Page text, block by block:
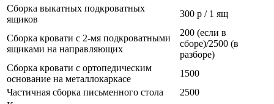
Сборка выкатных подкроватных
ящиков
300 р / 1 ящ
Сборка кровати с 2-мя подкроватными
ящиками на направляющих
200 (если в
сборе)/2500 (в
разборе)
Сборка кровати с ортопедическим
основание на металлокаркасе
1500
Частичная сборка письменного стола
2500